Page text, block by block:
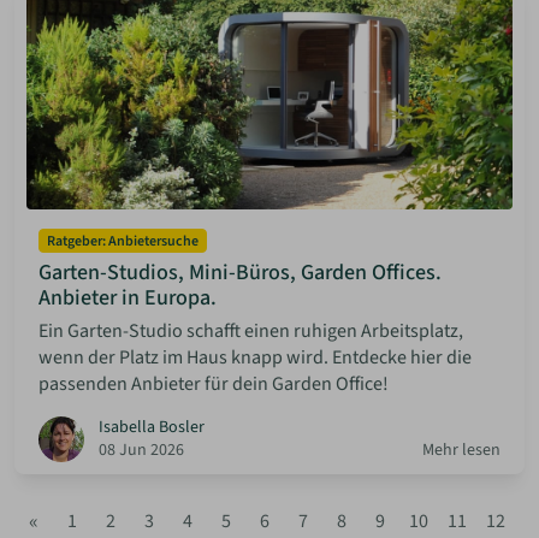
Ratgeber: Anbietersuche
Garten-Studios, Mini-Büros, Garden Offices.
Anbieter in Europa.
Ein Garten-Studio schafft einen ruhigen Arbeitsplatz,
wenn der Platz im Haus knapp wird. Entdecke hier die
passenden Anbieter für dein Garden Office!
Isabella Bosler
08 Jun 2026
Mehr lesen
« 1 2 3 4 5 6 7 8 9 10 11
12